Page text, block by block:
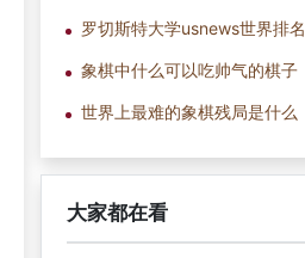
罗切斯特大学usnews世界排名
象棋中什么可以吃帅气的棋子
世界上最难的象棋残局是什么
大家都在看